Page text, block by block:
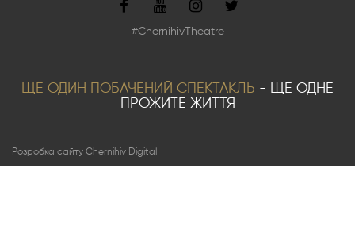
#ChernihivTheatre
ЩЕ ОДИН ПОБАЧЕНИЙ СПЕКТАКЛЬ - ЩЕ ОДНЕ
ПРОЖИТЕ ЖИТТЯ
Розробка сайту Chernihiv Digital